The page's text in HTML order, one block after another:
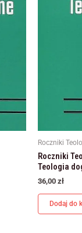
Roczniki
Roczniki
Teologia
36,00 zł
Dodaj do